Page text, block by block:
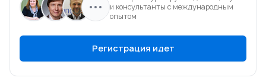
и консультанты с международным
опытом
Регистрация идет